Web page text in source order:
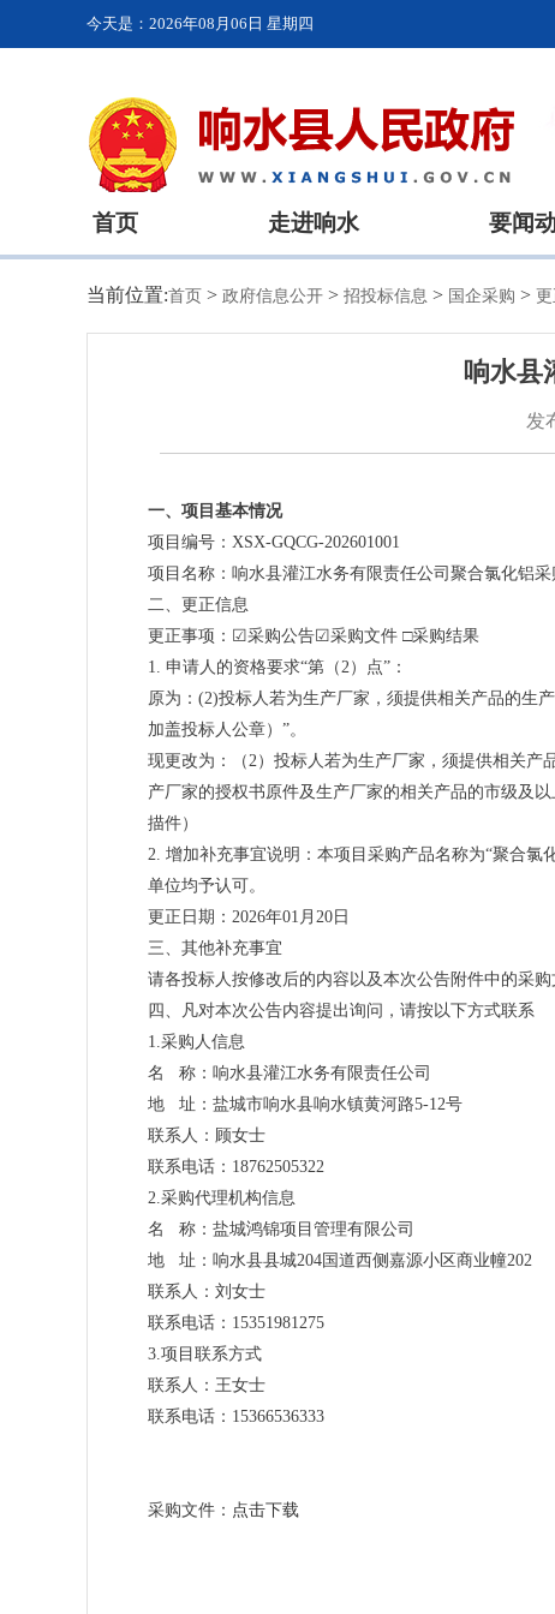
今天是： 2026年08月06日 星期四
首页 走进响水 要闻
当前位置:首页 > 政府信息公开 > 招投标信息 > 国企采购 >
响水县
发
一、项目基本情况
项目编号：XSX-GQCG-202601001
项目名称：响水县灌江水务有限责任公司聚合氯化铝采
二、更正信息
更正事项：☑采购公告☑采购文件 □采购结果
1. 申请人的资格要求“第（2）点”：
原为：(2)投标人若为生产厂家，须提供相关产品的生
加盖投标人公章）”。
现更改为：（2）投标人若为生产厂家，须提供相关
产厂家的授权书原件及生产厂家的相关产品的市级及
描件）
2. 增加补充事宜说明：本项目采购产品名称为“聚合氯
单位均予认可。
更正日期：2026年01月20日
三、其他补充事宜
请各投标人按修改后的内容以及本次公告附件中的采
四、凡对本次公告内容提出询问，请按以下方式联系
1.采购人信息
名 称：响水县灌江水务有限责任公司
地 址：盐城市响水县响水镇黄河路5-12号
联系人：顾女士
联系电话：18762505322
2.采购代理机构信息
名 称：盐城鸿锦项目管理有限公司
地 址：响水县县城204国道西侧嘉源小区商业幢202
联系人：刘女士
联系电话：15351981275
3.项目联系方式
联系人：王女士
联系电话：15366536333
采购文件： 点击下载